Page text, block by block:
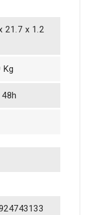
21.7 x 1.2
Kg